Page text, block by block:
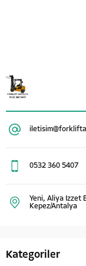
0532 360 5407
Yeni, Aliya Izzet
Kepez/Antalya
Kategoriler